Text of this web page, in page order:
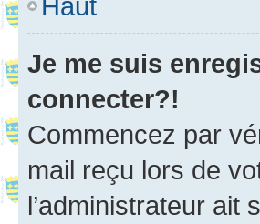
Je me suis
connecter?!
Commencez par
mail reçu lors de
l’administrateur ait